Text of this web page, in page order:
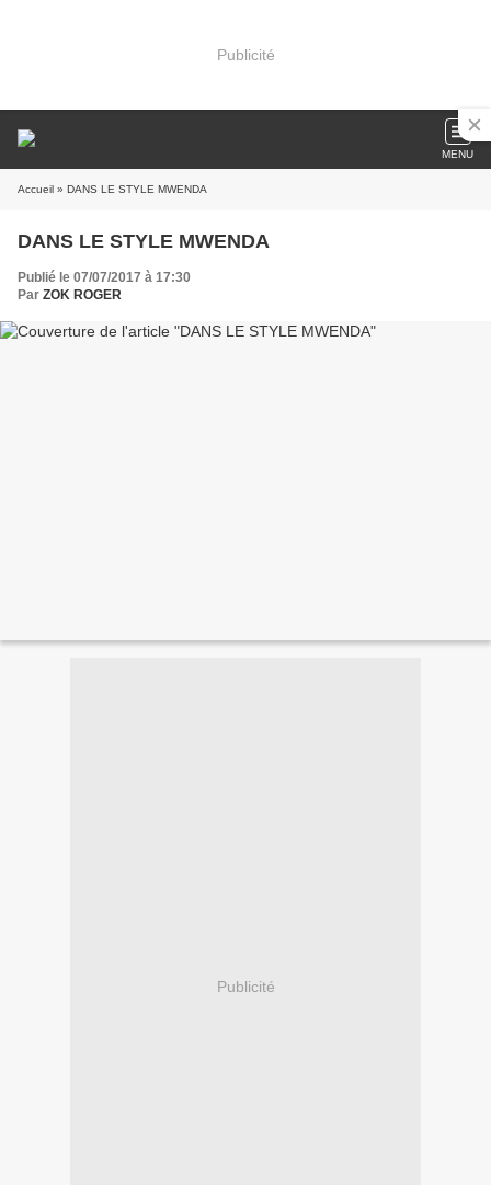
Publicité
MENU
Accueil » DANS LE STYLE MWENDA
DANS LE STYLE MWENDA
Publié le 07/07/2017 à 17:30
Par ZOK ROGER
Publicité